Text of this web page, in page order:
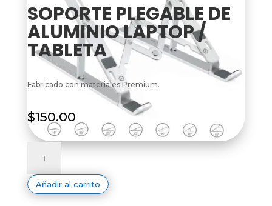
SOPORTE PLEGABLE DE
ALUMINIO LAPTOP /
TABLETA
Fabricado con materiales Premium.
$150.00
SOPORTE
PLEGABLE
ALUMINIO
LAPTOP
/
TABLETA
Añadir al carrito